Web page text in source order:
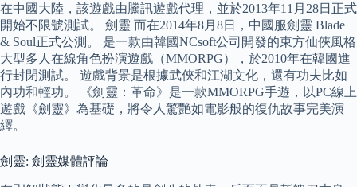
在中國大陸，該遊戲由騰訊遊戲代理，並於2013年11月28日正式
開始不限號測試。 劍靈 而在2014年8月8日，中國服劍靈 Blade
& Soul正式公測。 是一款由韓國NCsoft公司開發的東方仙俠風格
大型多人在線角色扮演遊戲（MMORPG），於2010年在韓國進
行封閉測試。 遊戲背景是根據武俠和江湖文化，還有功夫比如
內功和輕功。 《劍靈：革命》是一款MMORPG手遊，以PC線上
遊戲《劍靈》為基礎，將令人驚艷如電影般的復仇故事完美演
繹。
劍靈: 劍靈媒體評論